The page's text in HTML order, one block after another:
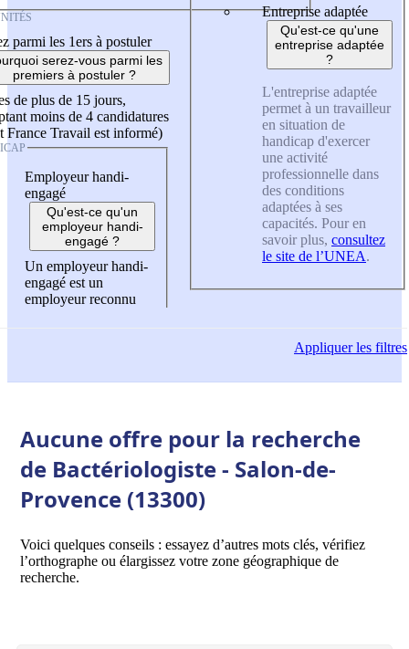
parmi les 1ers à postuler
serez-vous parmi les
premiers à postuler ?
de plus de 15 jours,
moins de 4 candidatures
France Travail est informé)
Employeur handi-
engagé
Qu'est-ce qu'un
employeur handi-
engagé ?
Un employeur handi-
engagé est un
employeur reconnu
Entreprise adaptée
Qu'est-ce qu'une
entreprise adaptée
?
L'entreprise adaptée
permet à un travailleur
en situation de
handicap d'exercer
une activité
professionnelle dans
des conditions
adaptées à ses
capacités. Pour en
savoir plus, consultez
le site de l’UNEA.
Appliquerles filtres
Aucune offre pour la recherche
de Bactériologiste - Salon-de-
Provence (13300)
Voici quelques conseils : essayez d’autres mots clés, vérifiez
l’orthographe ou élargissez votre zone géographique de
recherche.